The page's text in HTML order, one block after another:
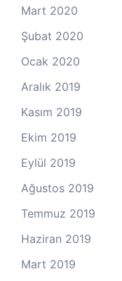
Mart 2020
Şubat 2020
Ocak 2020
Aralık 2019
Kasım 2019
Ekim 2019
Eylül 2019
Ağustos 2019
Temmuz 2019
Haziran 2019
Mart 2019